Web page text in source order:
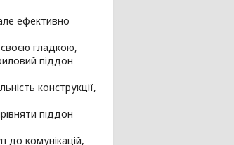
ефективно
своєю гладкою,
піддон
конструкції,
піддон
до комунікацій,